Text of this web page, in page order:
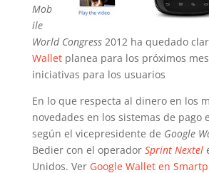
Mob
ile
World Congress2012 ha quedado
Walletplanea para los próximos
iniciativas para los usuarios
En lo que respecta al dinero en los
novedades en los sistemas de pago
según el vicepresidente de Google
Bedier con el operador Sprint Nextel
Unidos. Ver Google Wallet en